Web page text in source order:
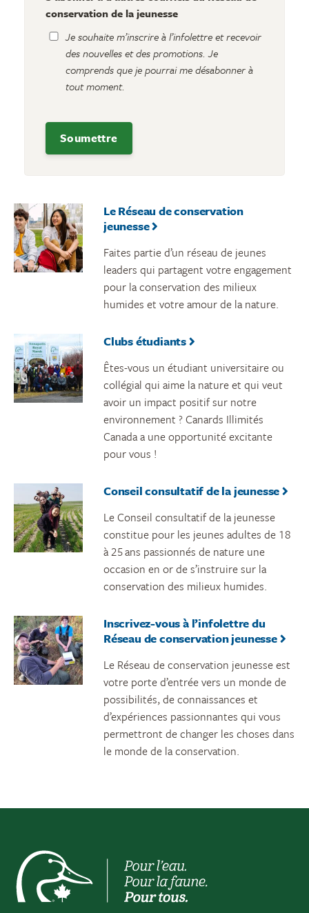
conservation de la jeunesse
Je souhaite m’inscrire à l’infolettre et recevoir
des nouvelles et des promotions. Je
comprends que je pourrai me désabonner à
tout moment.
Le Réseau de conservation
jeunesse
Faites partie d’un réseau de jeunes
leaders qui partagent votre engagement
pour la conservation des milieux
humides et votre amour de la nature.
Clubs étudiants
Êtes-vous un étudiant universitaire ou
collégial qui aime la nature et qui veut
avoir un impact positif sur notre
environnement ? Canards Illimités
Canada a une opportunité excitante
pour vous !
Conseil consultatif de la jeunesse
Le Conseil consultatif de la jeunesse
constitue pour les jeunes adultes de 18
à 25 ans passionnés de nature une
occasion en or de s’instruire sur la
conservation des milieux humides.
Inscrivez-vous à l’infolettre du
Réseau de conservation jeunesse
Le Réseau de conservation jeunesse est
votre porte d’entrée vers un monde de
possibilités, de connaissances et
d’expériences passionnantes qui vous
permettront de changer les choses dans
le monde de la conservation.